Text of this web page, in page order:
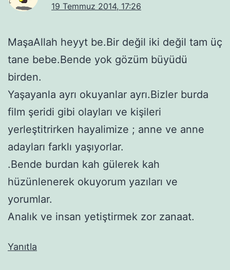
19 Temmuz 2014, 17:26
MaşaAllah heyyt be.Bir değil iki değil tam üç
tane bebe.Bende yok gözüm büyüdü
birden.
Yaşayanla ayrı okuyanlar ayrı.Bizler burda
film şeridi gibi olayları ve kişileri
yerleştitrirken hayalimize ; anne ve anne
adayları farklı yaşıyorlar.
.Bende burdan kah gülerek kah
hüzünlenerek okuyorum yazıları ve
yorumlar.
Analık ve insan yetiştirmek zor zanaat.
Yanıtla